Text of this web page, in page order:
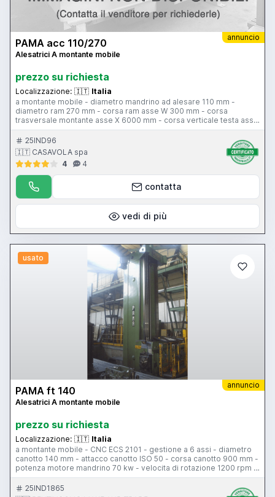
annuncio
PAMA acc 110/270
Alesatrici A montante mobile
prezzo su richiesta
Localizzazione: 🇮🇹 Italia
a montante mobile - diametro mandrino ad alesare 110 mm -
diametro ram 270 mm - corsa ram asse W 300 mm - corsa
trasversale montante asse X 6000 mm - corsa verticale testa asse
Y 1920 mm - corsa mandrino asse Z 810 mm - cono di attacco
mandrino ISO 50 - potenza motore mandrino 25 hp - 3 gamme
velocità mandrino 1,8-990 giri/min - tavola girevole Tos 2500 x
2000 mm - portata tavola girevole 15000 kg - corsa tavola
girevole 1500 mm - posizionatore 2 assi Fagor
25IND96
🇮🇹 CASAVOLA spa
4
4
contatta
vedi di più
usato
annuncio
PAMA ft 140
Alesatrici A montante mobile
prezzo su richiesta
Localizzazione: 🇮🇹 Italia
a montante mobile - CNC ECS 2101 - gestione a 6 assi - diametro
canotto 140 mm - attacco canotto ISO 50 - corsa canotto 900 mm -
potenza motore mandrino 70 kw - velocita di rotazione 1200 rpm -
dimensione ram 420x400 mm - corsa ram 900 mm - corsa
longitudinale 7000 mm - corsa verticale 4000 mm - tipologia di
25IND1865